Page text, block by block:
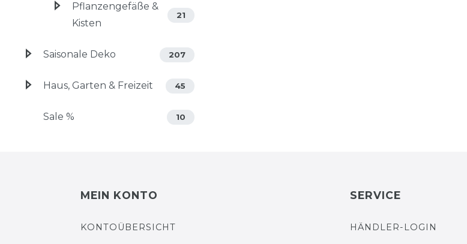
Pflanzengefäße &
Kisten
21
Saisonale Deko 207
Haus, Garten & Freizeit 45
Sale % 10
MEIN KONTO
KONTOÜBERSICHT
SERVICE
HÄNDLER-LOGIN